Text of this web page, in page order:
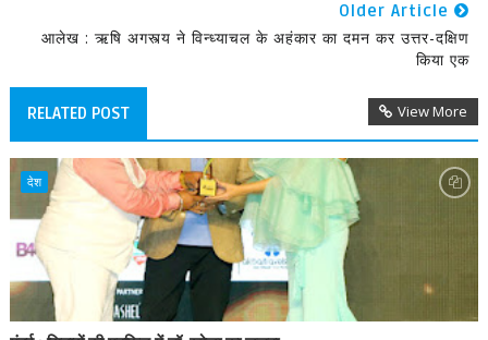
Older Article
आलेख : ऋषि अगस्त्य ने विन्ध्याचल के अहंकार का दमन कर उत्तर-दक्षिण
किया एक
RELATED POST View More
देश